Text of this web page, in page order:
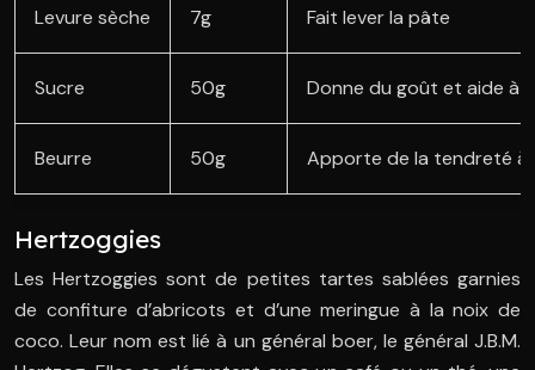
Levure sèche 7g Fait lever la pâte
Sucre 50g Donne du goût et aide à
Beurre 50g Apporte de la tendreté à
Hertzoggies
Les Hertzoggies sont de petites tartes sablées garnies
de confiture d’abricots et d’une meringue à la noix de
coco. Leur nom est lié à un général boer, le général J.B.M.